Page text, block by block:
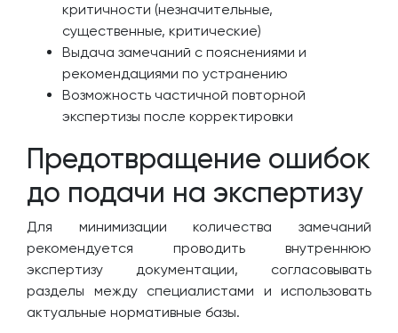
критичности (незначительные,
существенные, критические)
Выдача замечаний с пояснениями и
рекомендациями по устранению
Возможность частичной повторной
экспертизы после корректировки
Предотвращение ошибок
до подачи на экспертизу
Для минимизации количества замечаний
рекомендуется проводить внутреннюю
экспертизу документации, согласовывать
разделы между специалистами и использовать
актуальные нормативные базы.